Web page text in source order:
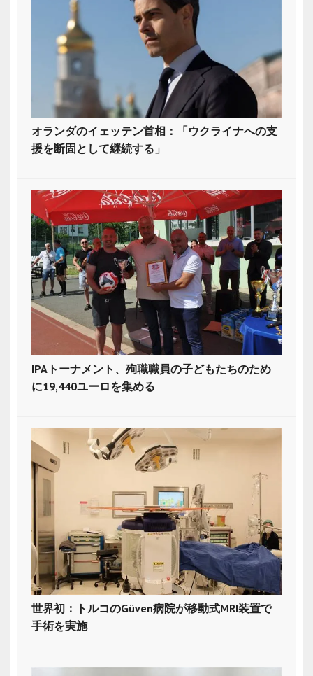
オランダのイェッテン首相：「ウクライナへの支
援を断固として継続する」
IPAトーナメント、殉職職員の子どもたちのため
に19,440ユーロを集める
世界初：トルコのGüven病院が移動式MRI装置で
手術を実施